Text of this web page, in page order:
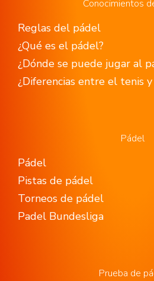
Conocimientos
Reglas del pádel
¿Qué es el pádel?
¿Dónde se puede jugar al
¿Diferencias entre el tenis
Pádel
Pádel
Pistas de pádel
Torneos de pádel
Padel Bundesliga
Prueba de